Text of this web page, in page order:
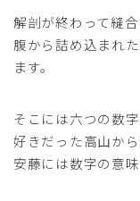
解剖が終わって縫
腹から詰め込まれ
ます。
そこには六つの数
好きだった高山か
安藤には数字の意